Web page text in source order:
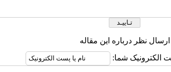
ارسال نظر درباره این مقاله
الکترونیک شما: